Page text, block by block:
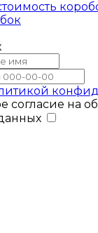
согласие на